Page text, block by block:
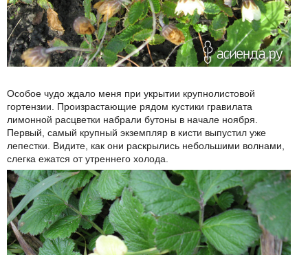
Особое чудо ждало меня при укрытии крупнолистовой
гортензии. Произрастающие рядом кустики гравилата
лимонной расцветки набрали бутоны в начале ноября.
Первый, самый крупный экземпляр в кисти выпустил уже
лепестки. Видите, как они раскрылись небольшими волнами,
слегка ежатся от утреннего холода.